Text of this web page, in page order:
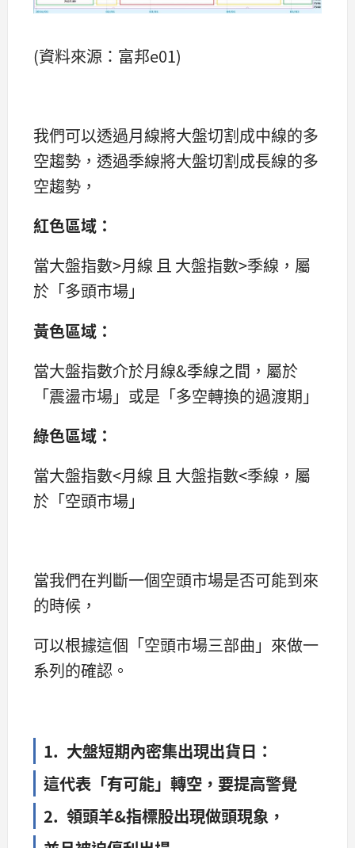
(資料來源：富邦e01)
我們可以透過月線將大盤切割成中線的多
空趨勢，透過季線將大盤切割成長線的多
空趨勢，
紅色區域：
當大盤指數>月線 且 大盤指數>季線，屬
於「多頭市場」
黃色區域：
當大盤指數介於月線&季線之間，屬於
「震盪市場」或是「多空轉換的過渡期」
綠色區域：
當大盤指數<月線 且 大盤指數<季線，屬
於「空頭市場」
當我們在判斷一個空頭市場是否可能到來
的時候，
可以根據這個「空頭市場三部曲」來做一
系列的確認。
1. 大盤短期內密集出現出貨日：
這代表「有可能」轉空，要提高警覺
2. 領頭羊&指標股出現做頭現象，